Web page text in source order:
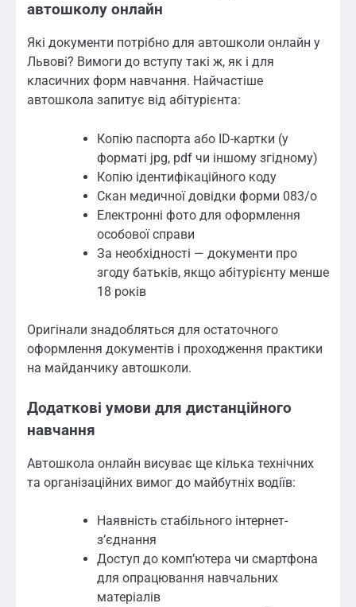
автошколу онлайн
Які документи потрібно для автошколи онлайн у
Львові? Вимоги до вступу такі ж, як і для
класичних форм навчання. Найчастіше
автошкола запитує від абітурієнта:
Копію паспорта або ID-картки (у
форматі jpg, pdf чи іншому згідному)
Копію ідентифікаційного коду
Скан медичної довідки форми 083/о
Електронні фото для оформлення
особової справи
За необхідності — документи про
згоду батьків, якщо абітурієнту менше
18 років
Оригінали знадобляться для остаточного
оформлення документів і проходження практики
на майданчику автошколи.
Додаткові умови для дистанційного
навчання
Автошкола онлайн висуває ще кілька технічних
та організаційних вимог до майбутніх водіїв:
Наявність стабільного інтернет-
з’єднання
Доступ до комп’ютера чи смартфона
для опрацювання навчальних
матеріалів